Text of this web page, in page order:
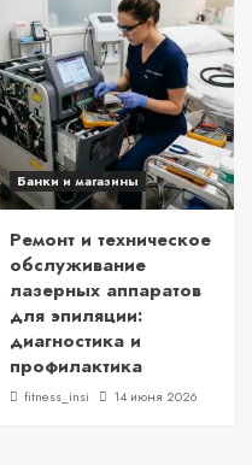
Банки и магазины
Ремонт и техническое
обслуживание
лазерных аппаратов
для эпиляции:
диагностика и
профилактика
fitness_insi 14 июня 2026